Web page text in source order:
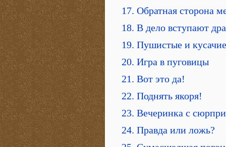
17. Обратная сторона
18. В дело вступают
19. Пушистые и кусачие
20. Игра в пуговицы
21. Вот это да!
22. Поднять якоря!
23. Вечеринка с
24. Правда или ложь?